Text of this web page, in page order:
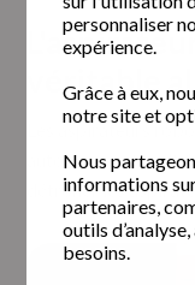
personnaliser
expérience.
Grâce à eux,
notre site et
Nous
informations
partenaires,
outils
besoins.
véritable
Les aspirateurs
autonomes et
détrôner les